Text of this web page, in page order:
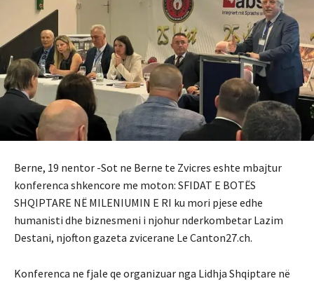
Berne, 19 nentor -Sot ne Berne te Zvicres eshte mbajtur
konferenca shkencore me moton: SFIDAT E BOTËS
SHQIPTARE NË MILENIUMIN E RI ku mori pjese edhe
humanisti dhe biznesmeni i njohur nderkombetar Lazim
Destani, njofton gazeta zvicerane Le Canton27.ch.
Konferenca ne fjale qe organizuar nga Lidhja Shqiptare në